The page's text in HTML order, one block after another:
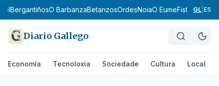
O BarbanzaBetanzosOrdesNoiaO EumeFisterra Terra
GL ES
Diario Gallego
Economía Tecnoloxía Sociedade Cultura Local